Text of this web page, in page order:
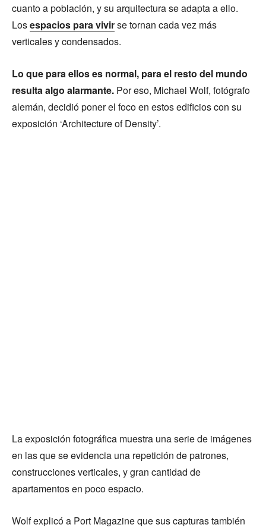
cuanto a población, y su arquitectura se adapta a ello.
Losespacios para vivirse tornan cada vez más
verticales y condensados.
Lo que para ellos es normal, para el resto del mundo
resulta algo alarmante. Por eso, Michael Wolf, fotógrafo
alemán, decidió poner el foco en estos edificios con su
exposición ‘Architecture of Density’.
La exposición fotográfica muestra una serie de imágenes
en las que se evidencia una repetición de patrones,
construcciones verticales, y gran cantidad de
apartamentos en poco espacio.
Wolf explicó a Port Magazine que sus capturas también